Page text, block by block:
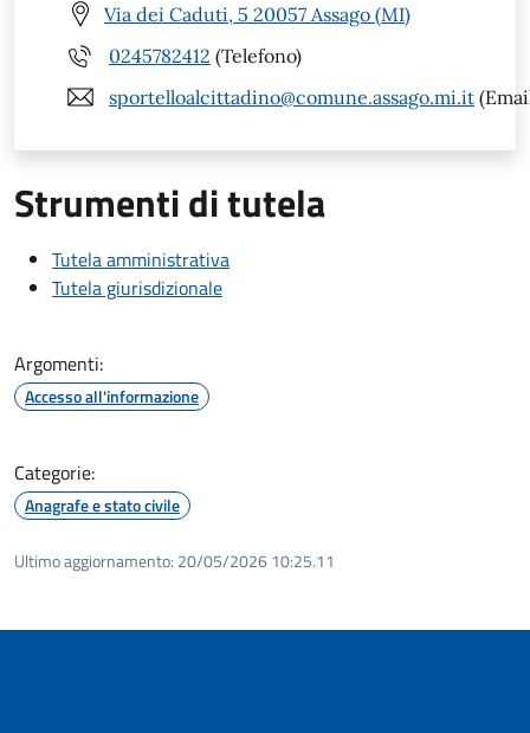
Via dei Caduti, 5 20057 Assago (MI)
0245782412 (Telefono)
sportelloalcittadino@comune.assago.mi.it
Strumenti di tutela
Tutela amministrativa
Tutela giurisdizionale
Argomenti:
Accesso all'informazione
Categorie:
Anagrafe e stato civile
Ultimo aggiornamento: 20/05/2026 10:25.11